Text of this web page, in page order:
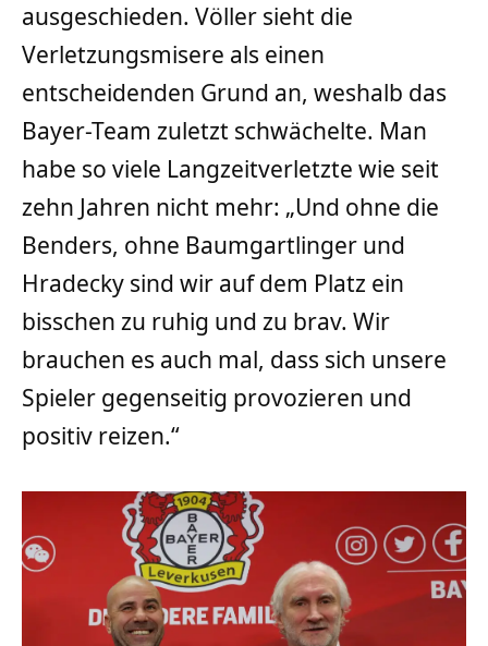
ausgeschieden. Völler sieht die
Verletzungsmisere als einen
entscheidenden Grund an, weshalb das
Bayer-Team zuletzt schwächelte. Man
habe so viele Langzeitverletzte wie seit
zehn Jahren nicht mehr: „Und ohne die
Benders, ohne Baumgartlinger und
Hradecky sind wir auf dem Platz ein
bisschen zu ruhig und zu brav. Wir
brauchen es auch mal, dass sich unsere
Spieler gegenseitig provozieren und
positiv reizen.“